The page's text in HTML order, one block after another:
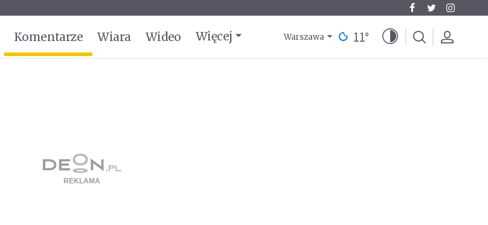
Komentarze Wiara Wideo Więcej Warszawa 11°